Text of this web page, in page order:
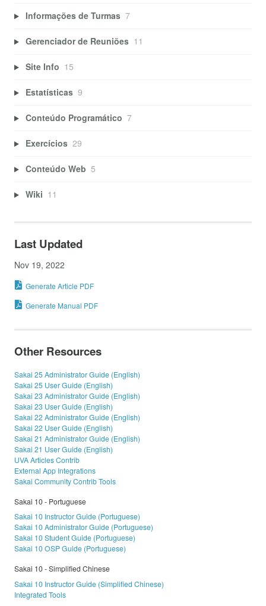
Informações de Turmas 7
Gerenciador de Reuniões 11
Site Info 15
Estatísticas 9
Conteúdo Programático 7
Exercícios 29
Conteúdo Web 5
Wiki 11
Last Updated
Nov 19, 2022
Generate Article PDF
Generate Manual PDF
Other Resources
Sakai 25 Administrator Guide (English)
Sakai 25 User Guide (English)
Sakai 23 Administrator Guide (English)
Sakai 23 User Guide (English)
Sakai 22 Administrator Guide (English)
Sakai 22 User Guide (English)
Sakai 21 Administrator Guide (English)
Sakai 21 User Guide (English)
UVA Articles Contrib
External App Integrations
Sakai Community Contrib Tools
Sakai 10 - Portuguese
Sakai 10 Instructor Guide (Portuguese)
Sakai 10 Administrator Guide (Portuguese)
Sakai 10 Student Guide (Portuguese)
Sakai 10 OSP Guide (Portuguese)
Sakai 10 - Simplified Chinese
Sakai 10 Instructor Guide (Simplified Chinese)
Integrated Tools